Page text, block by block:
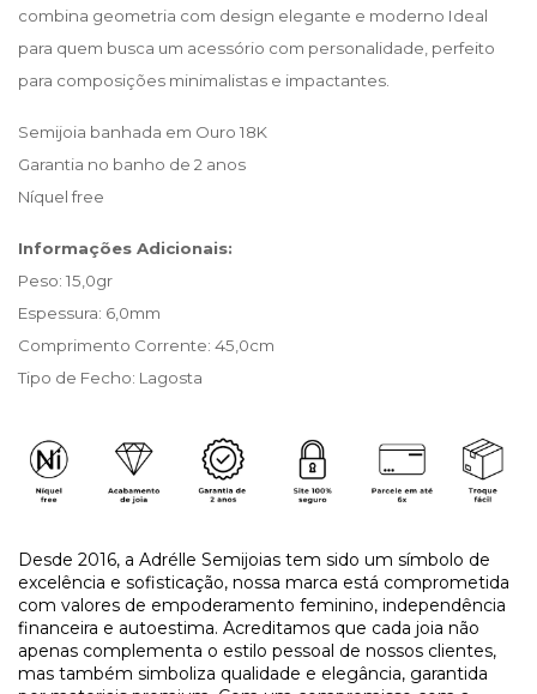
combina geometria com design elegante e moderno Ideal
para quem busca um acessório com personalidade, perfeito
para composições minimalistas e impactantes.
Semijoia banhada em Ouro 18K
Garantia no banho de 2 anos
Níquel free
Informações Adicionais:
Peso: 15,0gr
Espessura: 6,0mm
Comprimento Corrente: 45,0cm
Tipo de Fecho: Lagosta
Desde 2016, a Adrélle Semijoias tem sido um símbolo de
excelência e sofisticação, nossa marca está comprometida
com valores de empoderamento feminino, independência
financeira e autoestima. Acreditamos que cada joia não
apenas complementa o estilo pessoal de nossos clientes,
mas também simboliza qualidade e elegância, garantida